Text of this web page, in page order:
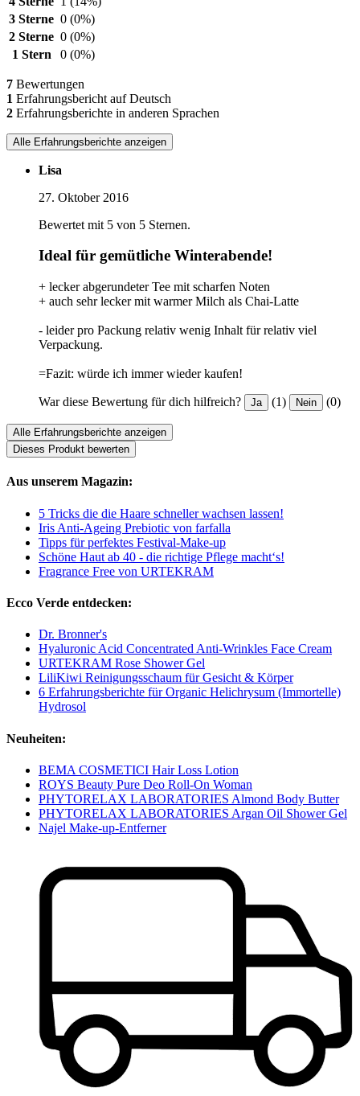
3 Sterne 0 (0%)
2 Sterne 0 (0%)
1 Stern
0 (0%)
7 Bewertungen
1 Erfahrungsbericht auf Deutsch
2 Erfahrungsberichte in anderen Sprachen
Alle Erfahrungsberichte anzeigen
Lisa
27. Oktober 2016
Bewertet mit 5 von 5 Sternen.
Ideal für gemütliche Winterabende!
+ lecker abgerundeter Tee mit scharfen Noten
+ auch sehr lecker mit warmer Milch als Chai-Latte
- leider pro Packung relativ wenig Inhalt für relativ viel
Verpackung.
=Fazit: würde ich immer wieder kaufen!
War diese Bewertung für dich hilfreich? Ja (1) Nein (0)
Alle Erfahrungsberichte anzeigen
Dieses Produkt bewerten
Aus unserem Magazin:
5 Tricks die die Haare schneller wachsen lassen!
Iris Anti-Ageing Prebiotic von farfalla
Tipps für perfektes Festival-Make-up
Schöne Haut ab 40 - die richtige Pflege macht‘s!
Fragrance Free von URTEKRAM
Ecco Verde entdecken:
Dr. Bronner's
Hyaluronic Acid Concentrated Anti-Wrinkles Face Cream
URTEKRAM Rose Shower Gel
LiliKiwi Reinigungsschaum für Gesicht & Körper
6 Erfahrungsberichte für Organic Helichrysum (Immortelle)
Hydrosol
Neuheiten:
BEMA COSMETICI Hair Loss Lotion
ROYS Beauty Pure Deo Roll-On Woman
PHYTORELAX LABORATORIES Almond Body Butter
PHYTORELAX LABORATORIES Argan Oil Shower Gel
Najel Make-up-Entferner